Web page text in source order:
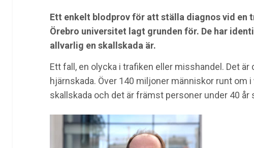
Ett enkelt blodprov för att ställa diagnos vid en
Örebro universitet lagt grunden för. De har
allvarlig en skallskada är.
Ett fall, en olycka i trafiken eller misshandel. Det
hjärnskada. Över 140 miljoner människor runt
skallskada och det är främst personer under 40 år